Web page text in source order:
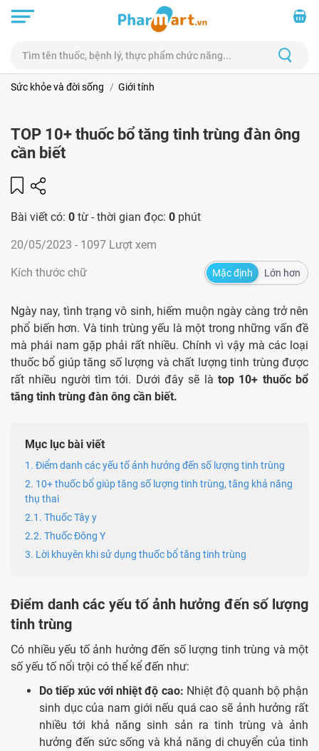
Sức khỏe và đời sống Giới tính
TOP 10+ thuốc bổ tăng tinh trùng đàn ông
cần biết
Bài viết có: 0 từ - thời gian đọc: 0 phút
20/05/2023 - 1097 Lượt xem
Kích thước chữ Mặc định Lớn hơn
Ngày nay, tình trạng vô sinh, hiếm muộn ngày càng trở nên
phổ biến hơn. Và tinh trùng yếu là một trong những vấn đề
mà phái nam gặp phải rất nhiều. Chính vì vậy mà các loại
thuốc bổ giúp tăng số lượng và chất lượng tinh trùng được
rất nhiều người tìm tới. Dưới đây sẽ là top 10+ thuốc bổ
tăng tinh trùng đàn ông cần biết.
Mục lục bài viết
1. Điểm danh các yếu tố ảnh hưởng đến số lượng tinh trùng
2. 10+ thuốc bổ giúp tăng số lượng tinh trùng, tăng khả năng
thụ thai
2.1. Thuốc Tây y
2.2. Thuốc Đông Y
3. Lời khuyên khi sử dụng thuốc bổ tăng tinh trùng
Điểm danh các yếu tố ảnh hưởng đến số lượng
tinh trùng
Có nhiều yếu tố ảnh hưởng đến số lượng tinh trùng và một
số yếu tố nổi trội có thể kể đến như:
Do tiếp xúc với nhiệt độ cao: Nhiệt độ quanh bộ phận
sinh dục của nam giới nếu quá cao sẽ ảnh hưởng rất
nhiều tới khả năng sinh sản ra tinh trùng và ảnh
hưởng đến sức sống và khả năng di chuyển của tinh